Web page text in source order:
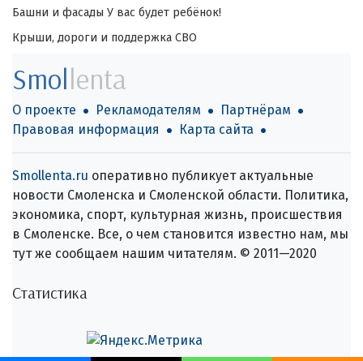
Башни и фасады У вас будет ребёнок!
Крыши, дороги и поддержка СВО
Smollenta
О проекте Рекламодателям
Партнёрам
Правовая информация
Карта сайта
Smollenta.ru оперативно публикует актуальные
новости Смоленска и Смоленской области. Политика,
экономика, спорт, культурная жизнь, происшествия
в Смоленске. Все, о чем становится известно нам, мы
тут же сообщаем нашим читателям. © 2011—2020
Статистика